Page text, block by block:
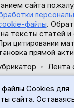
сайта
файлы.
на тексты статей
цитировании
прямой
Лента
© 2017-2026
Cookies для
сайта.